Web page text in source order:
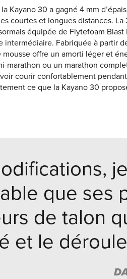
Kayano 30 a gagné 4 mm
courtes et longues distances. La
équipée de Flytefoam Blast
intermédiaire. Fabriquée à partir
offre un amorti léger et
marathon ou un marathon
courir confortablement pendant
ce que la Kayano 30
que ses
de talon
et le